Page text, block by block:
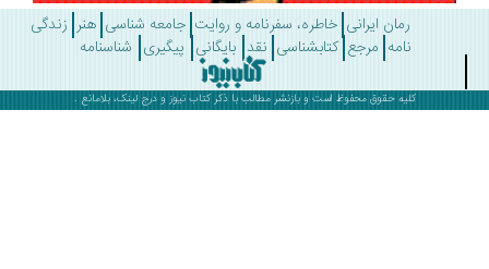
رمان ایرانی خاطره، سفرنامه و روایت جامعه شناسی هنر زندگی
مرجع کتابشناسی نقد بایگانی پیگیری شناسنامه
کلیه حقوق محفوظ است و بازنشر مطالب با ذکرکتاب نیوزو درج لینک، بلامانع .